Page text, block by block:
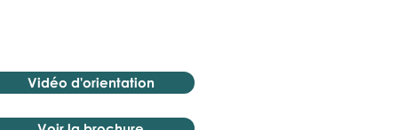
Vidéo d'orientation